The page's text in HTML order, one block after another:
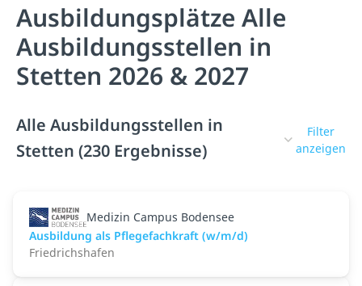
Ausbildungsplätze Alle
Ausbildungsstellen in
Stetten 2026 & 2027
Alle Ausbildungsstellen in
Stetten (230 Ergebnisse)
Filter
anzeigen
Medizin Campus Bodensee
Ausbildung als Pflegefachkraft (w/m/d)
Friedrichshafen